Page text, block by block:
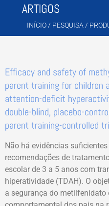
ARTIGOS
INÍCIO / PESQUISA /
Efficacy and safety of
parent training for children
attention-deficit
double-blind, placebo-
parent training-controlled
Não há evidências
recomendações de
escolar de 3 a 5 anos com
hiperatividade (TDAH). O
a segurança do metilfenidato